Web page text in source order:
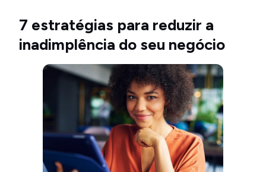
7 estratégias para reduzir a
inadimplência do seu negócio